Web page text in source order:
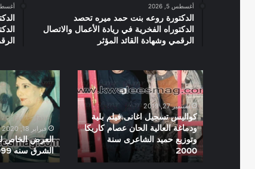
أغسطس 5, 2026
الدكتورة روعه بنت حمد ميره تحصد
الدكتوراه الفخرية في ريادة الأعمال والاتصال
الرقمي وشهادة القائد المؤثر
أغسطس 5,
كواليس
تسجيل
اغانى
فيلم
بلية
ودماغة
العالية
الحان
سبتمبر 27, 2019
كواليس تسجيل اغانى فيلم بلية
ودماغة العالية الحان عصام كاريكا
وتوزيع حميد الشاعرى سنة
2000
العرض
الخاص
لفيلم
كوكب
الشرق
سنه
1999
فبراير 18, 2020
العرض الخاص
الشرق سنه 1999